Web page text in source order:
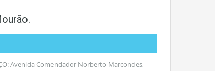
Avenida Comendador Norberto Marcondes,